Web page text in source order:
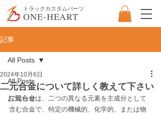
ONE-HEART
​トラックカスタムパーツ
記事
All Posts
お知らせ
All Posts
二元合金について詳しく教えて下さい
2024年10月6日
二元合金は、二つの異なる元素を主成分として
含む合金で、特定の機械的、化学的、または物